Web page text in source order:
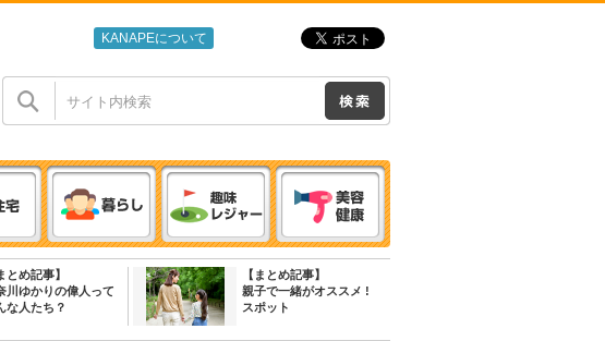
KANAPEについて
とめ記事】
川ゆかりの偉人って
な人たち？
【まとめ記事】
親子で一緒がオススメ !
スポット